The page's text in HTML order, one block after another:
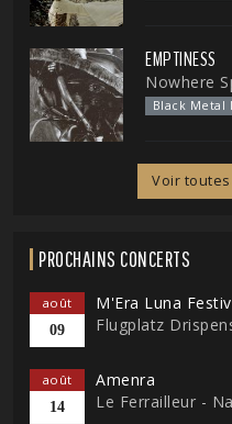
EMPTINESS
Nowhere
Black Metal
Voir
PROCHAINS CONCERTS
août
09
M'Era Luna
Flugplatz
août
14
Amenra
Le Ferrailleur -